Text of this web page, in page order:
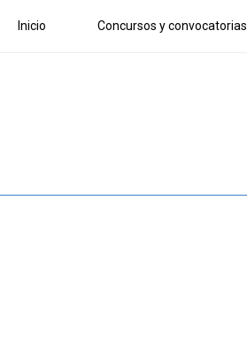
Inicio Concursos y convocatorias